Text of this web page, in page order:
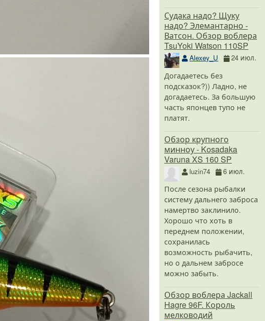
Судака надо? Щуку
надо? Элемантарно -
Ватсон. Обзор воблера
TsuYoki Watson 110SP
Alexey_U 24 июл.
Догадаетесь без
подсказок?)) Ладно, не
догадаетесь. За большую
часть японцев тупо не
платят.
Обзор крупного
минноу - Kosadaka
Varuna XS 160 SP
luzin74 6 июл.
После сезона рыбалки
систему дальнего заброса
намертво заклинило.
Хорошо что хоть в
переднем положении,
сохранилась
возможность рыбачить,
но о дальнем забросе
можно забыть.
Обзор воблера Jackall
Hagre 96F. Король
мелководий